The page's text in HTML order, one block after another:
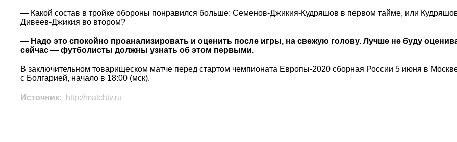
— Какой состав в тройке обороны понравился больше: Семенов-Джикия-Кудряшов в первом тайме, или
Дивеев-Джикия во втором?
— Надо это спокойно проанализировать и оценить после игры, на свежую голову. Лучше не буду
сейчас — футболисты должны узнать об этом первыми.
В заключительном товарищеском матче перед стартом чемпионата Европы-2020 сборная России 5 июня в
с Болгарией, начало в 18:00 (мск).
Источник: http://matchtv.ru